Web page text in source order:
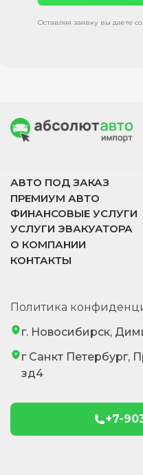
Оставляя заявку вы даете
АВТО ПОД ЗАКАЗ
ПРЕМИУМ АВТО
ФИНАНСОВЫЕ УСЛУГИ
УСЛУГИ ЭВАКУАТОРА
О КОМПАНИИ
КОНТАКТЫ
Политика
г. Новосибирск,
г Санкт Петербург,
зд4
+7-